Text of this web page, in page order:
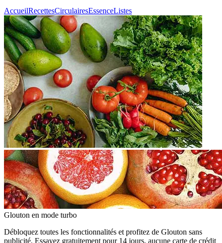
AccueilRecettesCirculairesEssenceListes
Glouton en mode turbo
Débloquez toutes les fonctionnalités et profitez de Glouton sans
publicité. Essayez gratuitement pour 14 jours, aucune carte de crédit